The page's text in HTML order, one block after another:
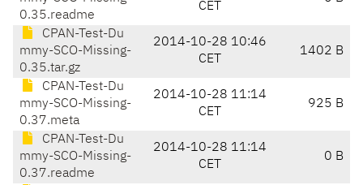
0.35.readme
CET
CPAN-Test-Du
mmy-SCO-Missing-
0.35.tar.gz
2014-10-28 10:46
CET
1402 B
CPAN-Test-Du
mmy-SCO-Missing-
0.37.meta
2014-10-28 11:14
CET
925 B
CPAN-Test-Du
mmy-SCO-Missing-
0.37.readme
2014-10-28 11:14
CET
0 B